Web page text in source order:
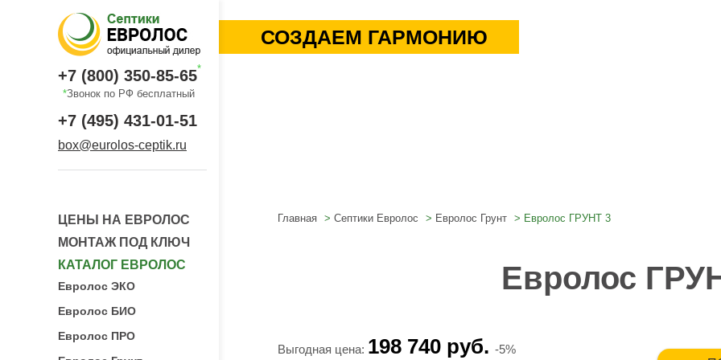
+7 (800) 350-85-65*
*Звонок по РФ бесплатный
+7 (495) 431-01-51
box@eurolos-ceptik.ru
ЦЕНЫ НА ЕВРОЛОС
МОНТАЖ ПОД КЛЮЧ
КАТАЛОГ ЕВРОЛОС
Евролос ЭКО
Евролос БИО
Евролос ПРО
СОЗДАЕМ ГАРМОНИЮ
Главная Септики Евролос Евролос Грунт Евролос ГРУНТ 3
Евролос
Выгодная цена: 198 740 руб. -5%